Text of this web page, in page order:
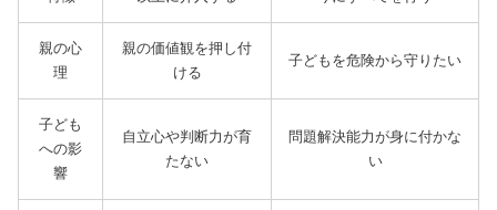
親の心
理
親の価値観を押し付
ける
子どもを危険から守りたい
子ども
への影
響
自立心や判断力が育
たない
問題解決能力が身に付かな
い